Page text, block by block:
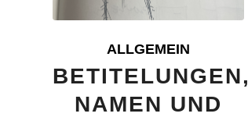
ALLGEMEIN
BETITELUNGEN,
NAMEN UND